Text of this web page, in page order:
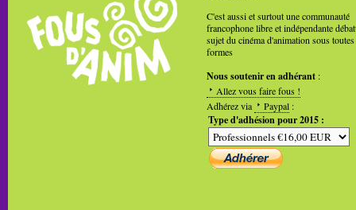
C'est aussi et surtout une communauté
francophone libre et indépendante
sujet du cinéma d'animation sous toutes
formes
Nous soutenir en adhérant :
Allez vous faire fous !
Adhérez via
Paypal :
Type d'adhésion pour 2015 :